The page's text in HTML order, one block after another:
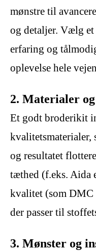
mønstre til
og detaljer. Vælg
erfaring og
oplevelse hele
2. Materialer
Et godt broderikit
kvalitetsmaterialer,
og resultatet
tæthed (f.eks. Aida
kvalitet (som DMC
der passer til
3. Mønster og